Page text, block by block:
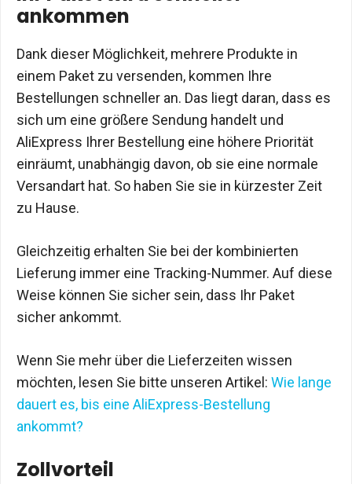
ankommen
Dank dieser Möglichkeit, mehrere Produkte in
einem Paket zu versenden, kommen Ihre
Bestellungen schneller an. Das liegt daran, dass es
sich um eine größere Sendung handelt und
AliExpress Ihrer Bestellung eine höhere Priorität
einräumt, unabhängig davon, ob sie eine normale
Versandart hat. So haben Sie sie in kürzester Zeit
zu Hause.
Gleichzeitig erhalten Sie bei der kombinierten
Lieferung immer eine Tracking-Nummer. Auf diese
Weise können Sie sicher sein, dass Ihr Paket
sicher ankommt.
Wenn Sie mehr über die Lieferzeiten wissen
möchten, lesen Sie bitte unseren Artikel: Wie lange
dauert es, bis eine AliExpress-Bestellung
ankommt?
Zollvorteil